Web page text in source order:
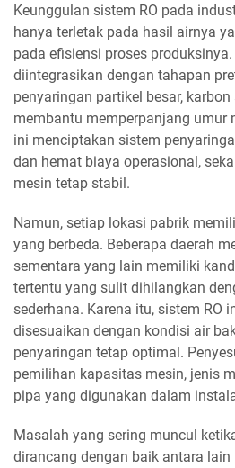
Keunggulan sistem RO pada
hanya terletak pada hasil airnya
pada efisiensi proses
diintegrasikan dengan tahapan
penyaringan partikel besar,
membantu memperpanjang umur
ini menciptakan sistem
dan hemat biaya operasional,
mesin tetap stabil.
Namun, setiap lokasi pabrik
yang berbeda. Beberapa daerah
sementara yang lain memiliki
tertentu yang sulit dihilangkan
sederhana. Karena itu, sistem RO
disesuaikan dengan kondisi air
penyaringan tetap optimal.
pemilihan kapasitas mesin, jenis
pipa yang digunakan dalam
Masalah yang sering muncul
dirancang dengan baik antara lain